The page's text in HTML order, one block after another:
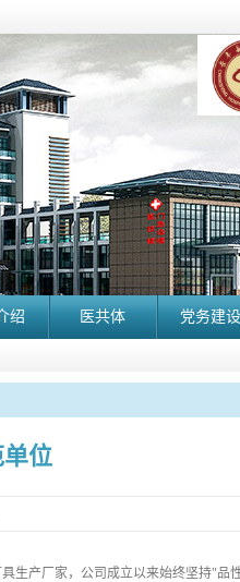
绍 医共体 党务建设
长
位
生产厂家，公司成立以来始终坚持"品性